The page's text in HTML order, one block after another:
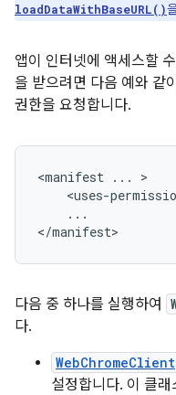
loadDataWithBaseURL()
앱이 인터넷에 액세스할
을 받으려면 다음 예와 같
권한을 요청합니다.
<manifest ...
<uses-
...
</manifest>
다음 중 하나를 실행하여
다.
WebChromeClient
설정합니다. 이 클래